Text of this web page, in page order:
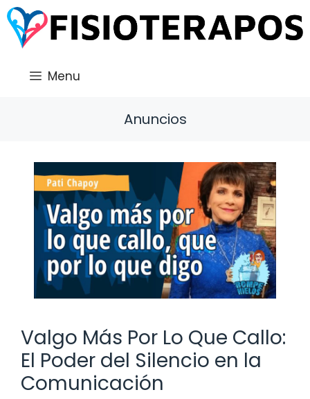
Saltar
al
contenido
Menu
Anuncios
Valgo Más Por Lo Que Callo:
El Poder del Silencio en la
Comunicación